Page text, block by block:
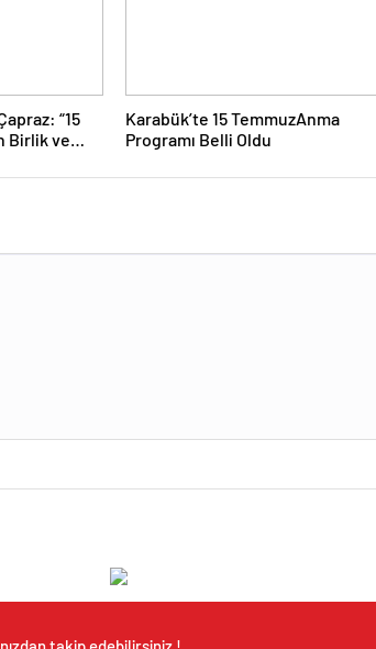
“15
Birlik ve
Karabük’te 15 TemmuzAnma
Programı Belli Oldu